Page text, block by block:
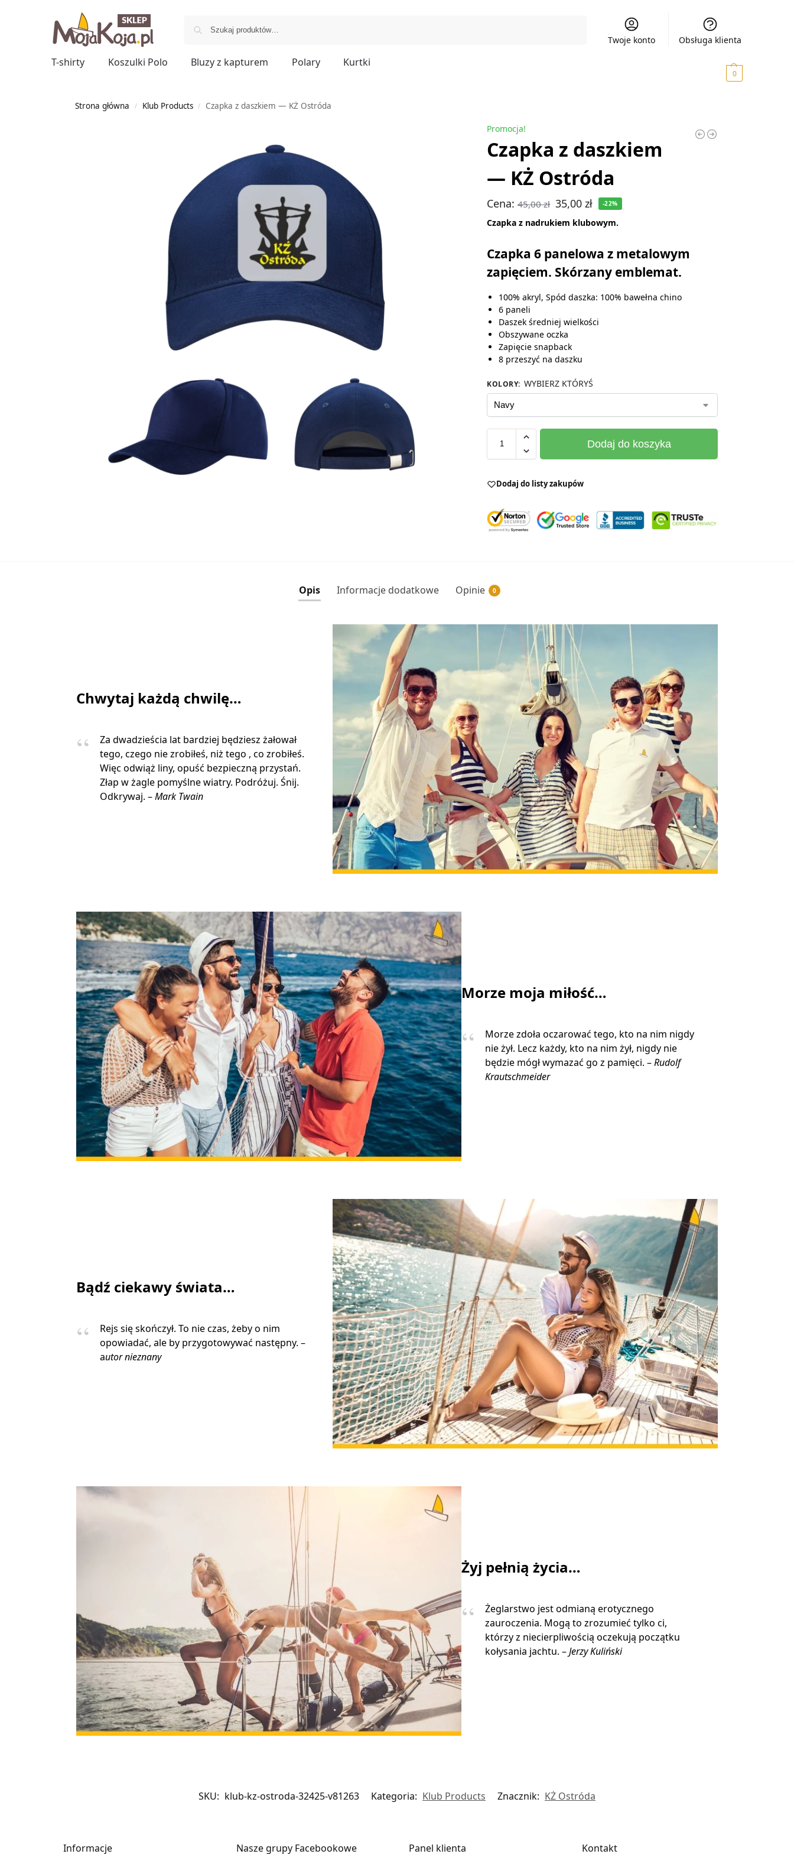
Twoje konto Obsługa klienta
T-shirty Koszulki Polo Bluzy z kapturem Polary
Kurtki
0
Strona główna / Klub Products / Czapka z daszkiem — KŻ Ostróda
Promocja!
Czapka z daszkiem
— KŻ Ostróda
Cena:45,00zł 35,00 zł -22%
Czapka z nadrukiem klubowym.
Czapka 6 panelowa z metalowym
zapięciem. Skórzany emblemat.
100% akryl, Spód daszka: 100% bawełna chino
6 paneli
Daszek średniej wielkości
Obszywane oczka
Zapięcie snapback
8 przeszyć na daszku
KOLORY: WYBIERZ KTÓRYŚ
Dodaj do koszyka
Dodaj do listy zakupów
Opis Informacje dodatkowe Opinie 0
Chwytaj każdą chwilę…
Za dwadzieścia lat bardziej będziesz żałował
tego, czego nie zrobiłeś, niż tego , co zrobiłeś.
Więc odwiąż liny, opuść bezpieczną przystań.
Złap w żagle pomyślne wiatry. Podróżuj. Śnij.
Odkrywaj. –Mark Twain
Morze moja miłość…
Morze zdoła oczarować tego, kto na nim nigdy
nie żył. Lecz każdy, kto na nim żył, nigdy nie
będzie mógł wymazać go z pamięci. –Rudolf
Krautschmeider
Bądź ciekawy świata…
Rejs się skończył. To nie czas, żeby o nim
opowiadać, ale by przygotowywać następny. –
autor nieznany
Żyj pełnią życia…
Żeglarstwo jest odmianą erotycznego
zauroczenia. Mogą to zrozumieć tylko ci,
którzy z niecierpliwością oczekują początku
kołysania jachtu. –Jerzy Kuliński
SKU: klub-kz-ostroda-32425-v81263 Kategoria: Klub Products Znacznik: KŻ Ostróda
Informacje Nasze grupy Facebookowe Panel klienta Kontakt